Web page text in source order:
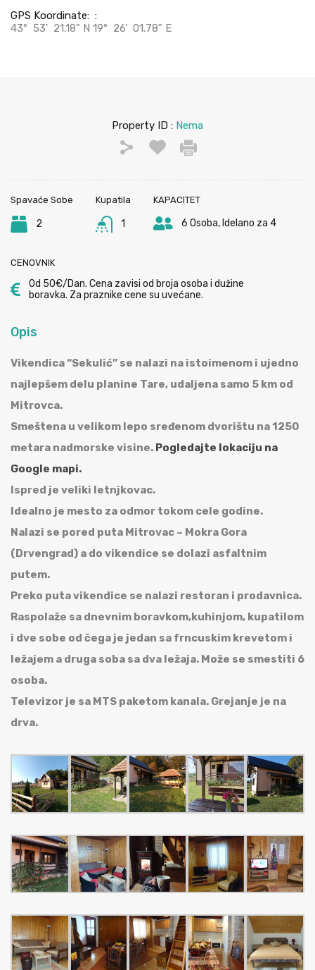
GPS Koordinate: :
43º 53' 21.18" N 19º 26' 01.78" E
Property ID : Nema
Spavaće Sobe
2
Kupatila
1
KAPACITET
6 Osoba, Idelano za 4
CENOVNIK
Od 50€/Dan. Cena zavisi od broja osoba i dužine
boravka. Za praznike cene su uvećane.
Opis
Vikendica “Sekulić” se nalazi na istoimenom i ujedno
najlepšem delu planine Tare, udaljena samo 5 km od
Mitrovca.
Smeštena u velikom lepo sređenom dvorištu na 1250
metara nadmorske visine. Pogledajte lokaciju na
Google mapi.
Ispred je veliki letnjkovac.
Idealno je mesto za odmor tokom cele godine.
Nalazi se pored puta Mitrovac – Mokra Gora
(Drvengrad) a do vikendice se dolazi asfaltnim
putem.
Preko puta vikendice se nalazi restoran i prodavnica.
Raspolaže sa dnevnim boravkom,kuhinjom, kupatilom
i dve sobe od čega je jedan sa frncuskim krevetom i
ležajem a druga soba sa dva ležaja. Može se smestiti 6
osoba.
Televizor je sa MTS paketom kanala. Grejanje je na
drva.